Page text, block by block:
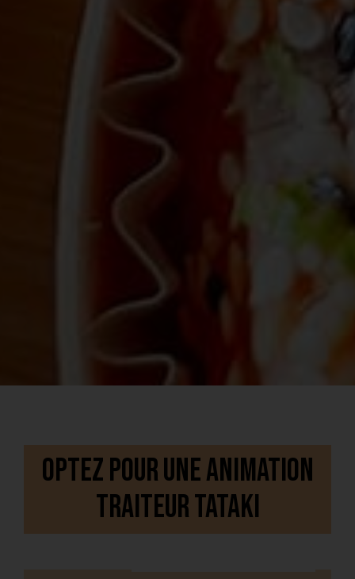
OPTEZ POUR UNE ANIMATION
TRAITEUR TATAKI